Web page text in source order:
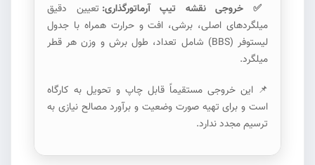
✅ خروجی نقشه تیپ آرماتورگذاری: تعیین دقیق
میلگردهای اصلی، برشی، افت و حرارت همراه با جدول
لیستوفر (BBS) شامل تعداد، طول برش و وزن هر قطر
میلگرد.
📌 این خروجی مستقیماً قابل چاپ و تحویل به کارگاه
است و برای تهیه صورت وضعیت و برآورد مصالح نیازی به
ترسیم مجدد ندارد.